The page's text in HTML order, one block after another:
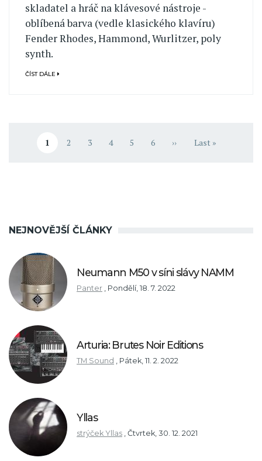
skladatel a hráč na klávesové nástroje -
oblíbená barva (vedle klasického klavíru)
Fender Rhodes, Hammond, Wurlitzer, poly
synth.
ČÍST DÁLE
Aktuální stránka
1 Stránka
2 Stránka
3 Stránka
4 Stránka
5 Stránka
6 Následující stránka
›› Poslední stránka
Last »
NEJNOVĚJŠÍ ČLÁNKY
Neumann M50 v síni slávy NAMM
Panter , Pondělí, 18. 7. 2022
Arturia: Brutes Noir Editions
TM Sound , Pátek, 11. 2. 2022
Yllas
strýček Yllas , Čtvrtek, 30. 12. 2021